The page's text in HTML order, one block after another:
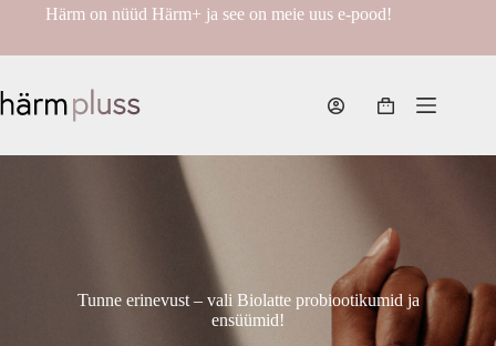
Härm on nüüd Härm+ ja see on meie uus e-pood!
Shopping
Tunne erinevust – vali Biolatte probiootikumid ja
ensüümid!